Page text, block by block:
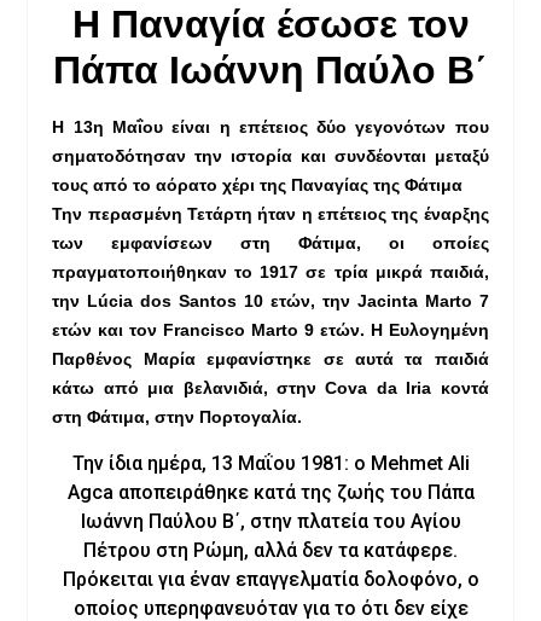
Η Παναγία έσωσε τον
Πάπα Ιωάννη Παύλο Β΄
Η 13η Μαΐου είναι η επέτειος δύο γεγονότων που
σηματοδότησαν την ιστορία και συνδέονται μεταξύ
τους από το αόρατο χέρι της Παναγίας της Φάτιμα
Την περασμένη Τετάρτη ήταν η επέτειος της έναρξης
των εμφανίσεων στη Φάτιμα, οι οποίες
πραγματοποιήθηκαν το 1917 σε τρία μικρά παιδιά,
την Lúcia dos Santos 10 ετών, την Jacinta Marto 7
ετών και τον Francisco Marto 9 ετών. Η Ευλογημένη
Παρθένος Μαρία εμφανίστηκε σε αυτά τα παιδιά
κάτω από μια βελανιδιά, στην Cova da Iria κοντά
στη Φάτιμα, στην Πορτογαλία.
Την ίδια ημέρα, 13 Μαΐου 1981: ο Mehmet Ali
Agca αποπειράθηκε κατά της ζωής του Πάπα
Ιωάννη Παύλου Β΄, στην πλατεία του Αγίου
Πέτρου στη Ρώμη, αλλά δεν τα κατάφερε.
Πρόκειται για έναν επαγγελματία δολοφόνο, ο
οποίος υπερηφανευόταν για το ότι δεν είχε